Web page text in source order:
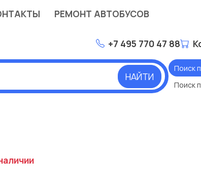
РЕМОНТ АВТОБУСОВ
+7 495 770 47 88
НАЙТИ
Поиск
Поиск